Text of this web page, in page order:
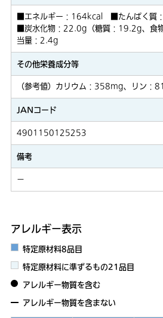
■エネルギー：164kcal ■たんぱく
■炭水化物：22.0g（糖質：19.2g、食
当量：2.4g
その他栄養成分等
（参考値）カリウム：358mg、リン：
JANコード
4901150125253
備考
－
アレルギー表示
特定原材料8品目
特定原材料に準ずるもの21品目
アレルギー物質を含む
アレルギー物質を含まない